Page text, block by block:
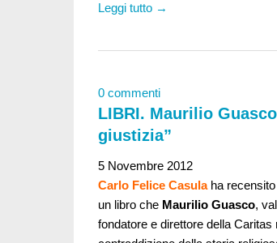
Leggi tutto →
0 commenti
LIBRI. Maurilio
giustizia”
5 Novembre 2012
Carlo Felice Casulaha recensito
un libro che Maurilio Guasco,
fondatore e direttore della